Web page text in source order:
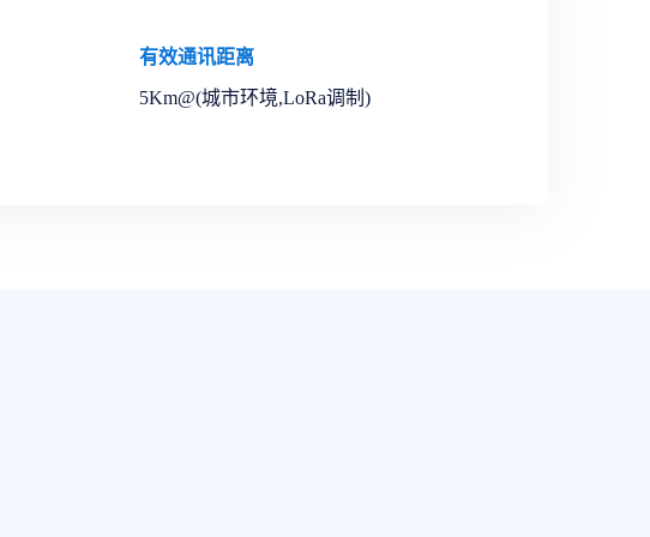
有效通讯距离
5Km@(城市环境,LoRa调制)